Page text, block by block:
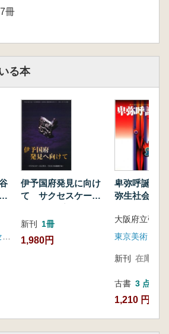
冊
る本
鳥取県埋蔵文化財センター
伊予国府発見に向け
て サクセスケース
模索する
新刊 1冊
1,980円
卑弥呼誕生
弥生社会か
東京美術
新刊 在庫なし
古書 3 点
1,210 円~